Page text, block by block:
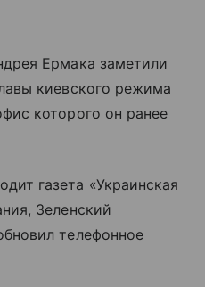
Ермака заметили
киевского режима
которого он ранее
газета «Украинская
Зеленский
телефонное